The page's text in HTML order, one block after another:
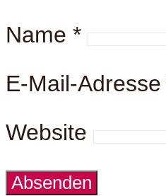
Name *
E-Mail-Adresse
Website